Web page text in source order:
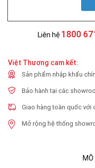
Liên hệ 1800
Việt Thương cam kết:
Sản phẩm nhập khẩu
Bảo hành tại các
Giao hàng toàn quốc với
Mở rộng hệ thống